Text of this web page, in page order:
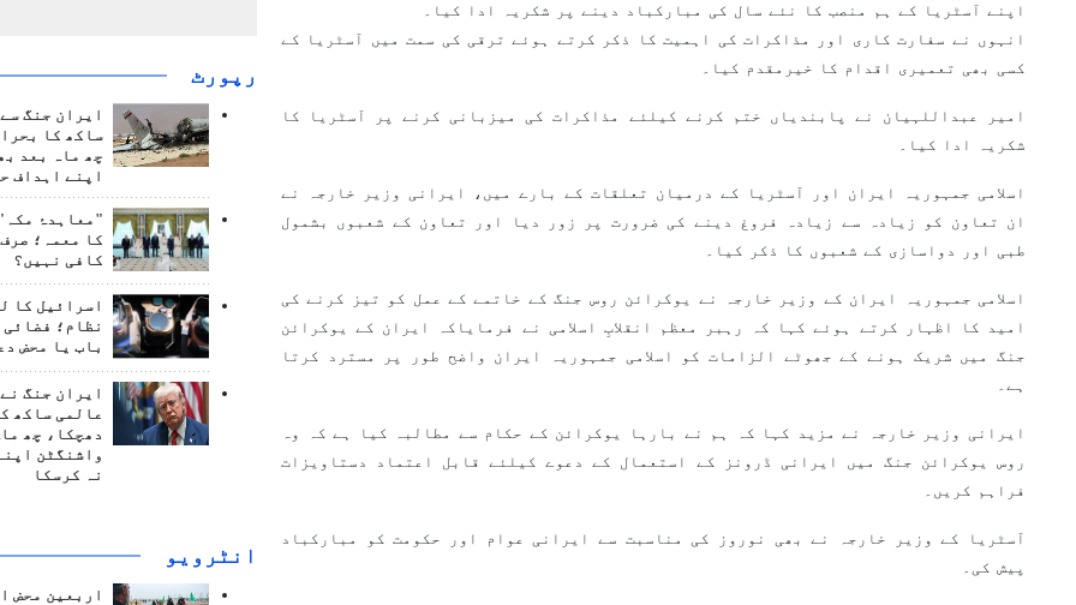
اپنے آسٹریا کے ہم منصب کا نئے سال کی مبارکباد دینے پر شکریہ ادا کیا۔
انہوں نے سفارت کاری اور مذاکرات کی اہمیت کا ذکر کرتے ہوئے ترقی کی سمت میں آسٹریا کے
کسی بھی تعمیری اقدام کا خیرمقدم کیا۔
امیر عبداللہیان نے پابندیاں ختم کرنے کیلئے مذاکرات کی میزبانی کرنے پر آسٹریا کا
شکریہ ادا کیا۔
اسلامی جمہوریہ ایران اور آسٹریا کے درمیان تعلقات کے بارے میں، ایرانی وزیر خارجہ نے
ان تعاون کو زیادہ سے زیادہ فروغ دینے کی ضرورت پر زور دیا اور تعاون کے شعبوں بشمول
طبی اور دواسازی کے شعبوں کا ذکر کیا۔
اسلامی جمہوریہ ایران کے وزیر خارجہ نے یوکرائن روس جنگ کے خاتمے کے عمل کو تیز کرنے کی
امید کا اظہار کرتے ہوئے کہا کہ رہبر معظم انقلابِ اسلامی نے فرمایاکہ ایران کے یوکرائن
جنگ میں شریک ہونے کے جھوٹے الزامات کو اسلامی جمہوریہ ایران واضح طور پر مسترد کرتا
ہے۔
ایرانی وزیر خارجہ نے مزید کہا کہ ہم نے بارہا یوکرائن کے حکام سے مطالبہ کیا ہے کہ وہ
روس یوکرائن جنگ میں ایرانی ڈرونز کے استعمال کے دعوے کیلئے قابل اعتماد دستاویزات
فراہم کریں۔
آسٹریا کے وزیر خارجہ نے بھی نوروز کی مناسبت سے ایرانی عوام اور حکومت کو مبارکباد
پیش کی۔
رپورٹ
ایران جنگ
ساکھ کا
چھ ماہ بعد
اپنے اہداف
"معاہدۂ
کا معمہ؛
کافی نہیں؟
اسرائیل کا
نظام؛ فضائی
باب یا محض
ایران جنگ
عالمی ساکھ
دھچکا، چھ
واشنگٹن
نہ کرسکا
انٹرويو
اربعین محض